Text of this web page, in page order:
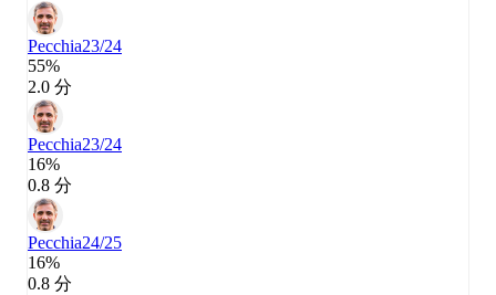
Pecchia23/24
55%
2.0 分
Pecchia23/24
16%
0.8 分
Pecchia24/25
16%
0.8 分